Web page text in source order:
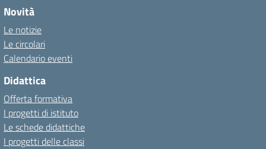
Novità
Le notizie
Le circolari
Calendario eventi
Didattica
Offerta formativa
I progetti di istituto
Le schede didattiche
I progetti delle classi